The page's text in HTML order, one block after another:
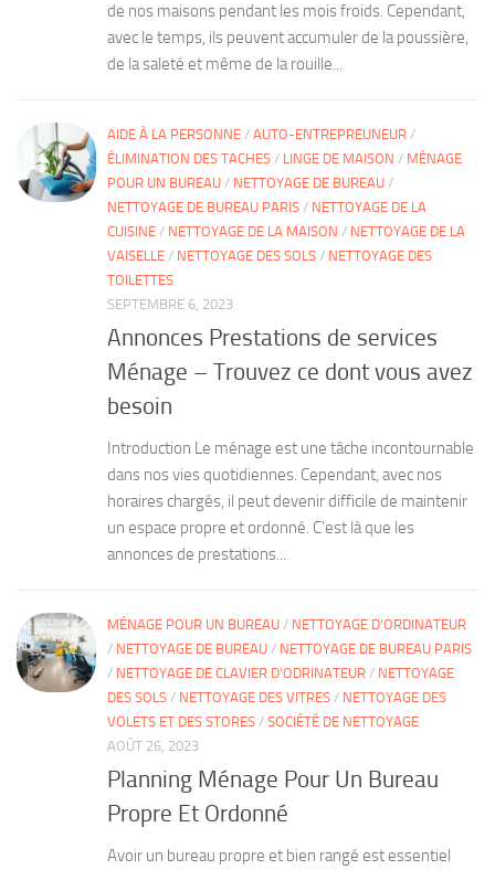
de nos maisons pendant les mois froids. Cependant,
avec le temps, ils peuvent accumuler de la poussière,
de la saleté et même de la rouille...
AIDE À LA PERSONNE / AUTO-ENTREPREUNEUR /
ÉLIMINATION DES TACHES / LINGE DE MAISON / MÉNAGE
POUR UN BUREAU / NETTOYAGE DE BUREAU /
NETTOYAGE DE BUREAU PARIS / NETTOYAGE DE LA
CUISINE / NETTOYAGE DE LA MAISON / NETTOYAGE DE LA
VAISELLE / NETTOYAGE DES SOLS / NETTOYAGE DES
TOILETTES
SEPTEMBRE 6, 2023
Annonces Prestations de services
Ménage – Trouvez ce dont vous avez
besoin
Introduction Le ménage est une tâche incontournable
dans nos vies quotidiennes. Cependant, avec nos
horaires chargés, il peut devenir difficile de maintenir
un espace propre et ordonné. C’est là que les
annonces de prestations...
MÉNAGE POUR UN BUREAU / NETTOYAGE D'ORDINATEUR
/ NETTOYAGE DE BUREAU / NETTOYAGE DE BUREAU PARIS
/ NETTOYAGE DE CLAVIER D'ODRINATEUR / NETTOYAGE
DES SOLS / NETTOYAGE DES VITRES / NETTOYAGE DES
VOLETS ET DES STORES / SOCIÉTÉ DE NETTOYAGE
AOÛT 26, 2023
Planning Ménage Pour Un Bureau
Propre Et Ordonné
Avoir un bureau propre et bien rangé est essentiel